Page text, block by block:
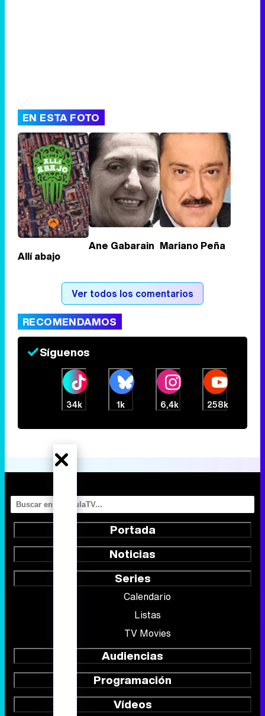
EN ESTA FOTO
Allí abajo
Ane Gabarain Mariano Peña
Ver todos los comentarios
RECOMENDAMOS
Síguenos
34k 1k 6,4k 258k
Portada
Noticias
Series
Calendario
Listas
TV Movies
Audiencias
Programación
Vídeos